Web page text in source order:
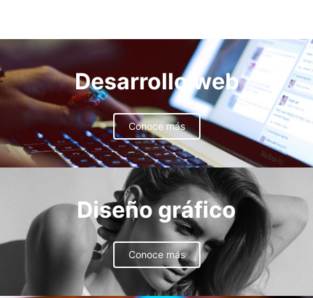
Desarrollo web
Conoce más
Diseño gráfico
Conoce más